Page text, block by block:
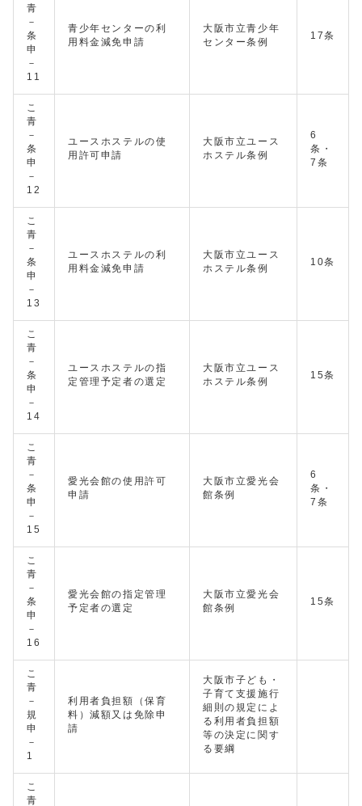
青
－
条
申
－
11
青少年センターの利
用料金減免申請
大阪市立青少年
センター条例
17条
こ
青
－
条
申
－
12
ユースホステルの使
用許可申請
大阪市立ユース
ホステル条例
6
条・
7条
こ
青
－
条
申
－
13
ユースホステルの利
用料金減免申請
大阪市立ユース
ホステル条例
10条
こ
青
－
条
申
－
14
ユースホステルの指
定管理予定者の選定
大阪市立ユース
ホステル条例
15条
こ
青
－
条
申
－
15
愛光会館の使用許可
申請
大阪市立愛光会
館条例
6
条・
7条
こ
青
－
条
申
－
16
愛光会館の指定管理
予定者の選定
大阪市立愛光会
館条例
15条
こ
青
－
規
申
－
1
利用者負担額（保育
料）減額又は免除申
請
大阪市子ども・
子育て支援施行
細則の規定によ
る利用者負担額
等の決定に関す
る要綱
こ
青